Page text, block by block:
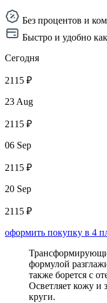
Без процентов и
Быстро и удобно
Сегодня
2115 ₽
23 Aug
2115 ₽
06 Sep
2115 ₽
20 Sep
2115 ₽
оформить покупку в 4
формулой
также борется с
Осветляет кожу и
круги.